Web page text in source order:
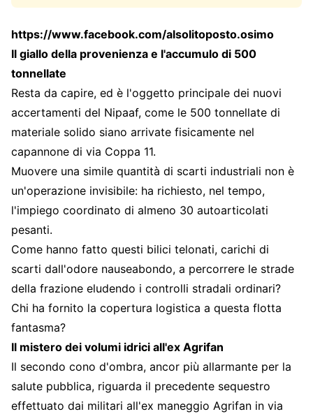
https://www.facebook.com/alsolitoposto.osimo
Il giallo della provenienza e l'accumulo di 500
tonnellate
Resta da capire, ed è l'oggetto principale dei nuovi
accertamenti del Nipaaf, come le 500 tonnellate di
materiale solido siano arrivate fisicamente nel
capannone di via Coppa 11.
Muovere una simile quantità di scarti industriali non è
un'operazione invisibile: ha richiesto, nel tempo,
l'impiego coordinato di almeno 30 autoarticolati
pesanti.
Come hanno fatto questi bilici telonati, carichi di
scarti dall'odore nauseabondo, a percorrere le strade
della frazione eludendo i controlli stradali ordinari?
Chi ha fornito la copertura logistica a questa flotta
fantasma?
Il mistero dei volumi idrici all'ex Agrifan
Il secondo cono d'ombra, ancor più allarmante per la
salute pubblica, riguarda il precedente sequestro
effettuato dai militari all'ex maneggio Agrifan in via